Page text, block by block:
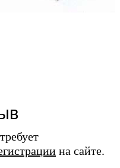
на сайте.